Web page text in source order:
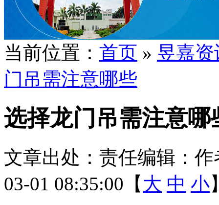
当前位置： 首页 » 昱嘉资
门吊需注意哪些
选择龙门吊需注意哪
文章出处： 责任编辑： 作
03-01 08:35:00【 大 中 小